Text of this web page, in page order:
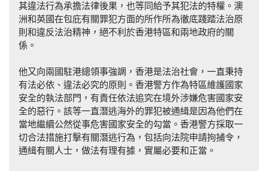
其違法行為承擔法律後果，也等同給予其犯法的特權。澳
洲和英國在包庇有關罪犯方面的所作所為徹底踐踏法治原
則和違反法治精神，絕不利於香港特區和兩地政府的關
係。
他又向兩國駐港總領事強調，香港是法治社會，一直秉持
有法必依、違法必究的原則。香港警方作為特區維護國家
安全的執法部門，有責任依法追究在境外涉嫌危害國家安
全的惡行。該等一直潛逃海外的罪犯被通緝是因為他們在
當地繼續公然從事危害國家安全的勾當。香港警方採取一
切合法措施打擊有關潛逃行為，包括向法院申請拘捕令，
通緝有關人士，做法有理有據，實屬必要和正當。